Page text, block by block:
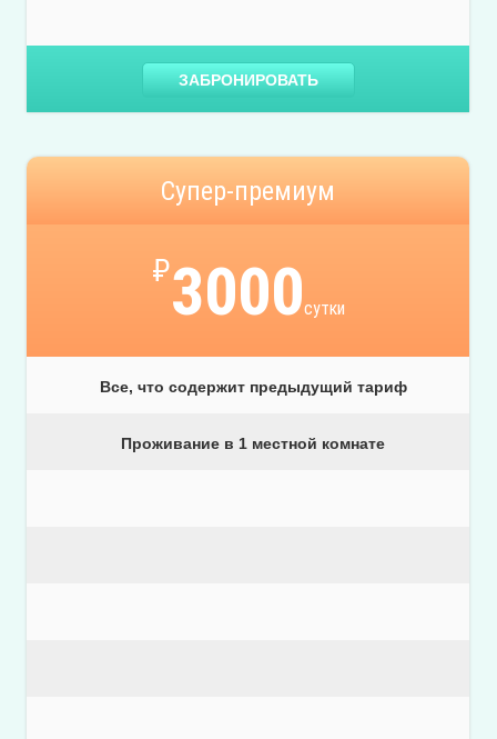
ЗАБРОНИРОВАТЬ
Супер-премиум
₽3000сутки
Все, что содержит предыдущий тариф
Проживание в 1 местной комнате